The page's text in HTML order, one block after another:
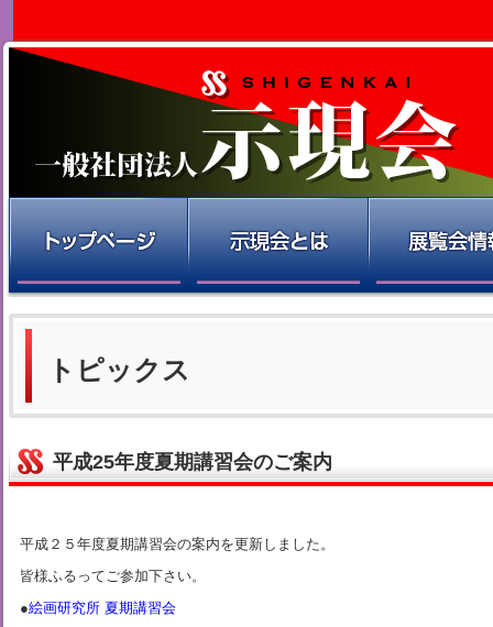
トピックス
平成25年度夏期講習会のご案内
平成２５年度夏期講習会の案内を更新しました。
皆様ふるってご参加下さい。
●絵画研究所 夏期講習会